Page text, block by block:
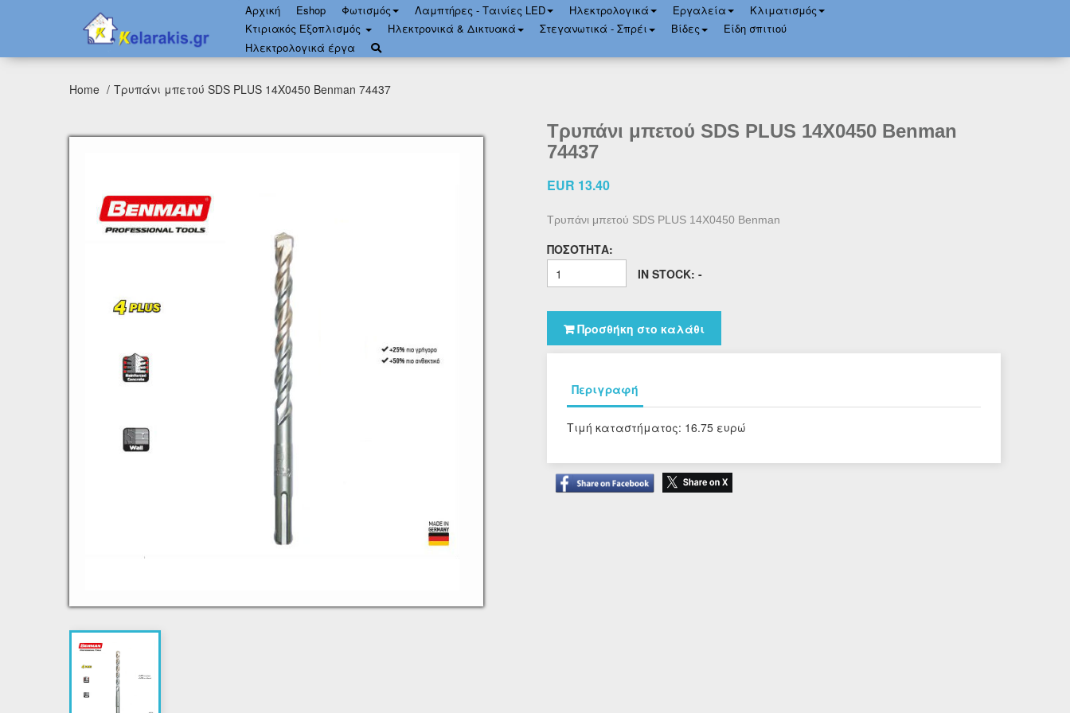
Αρχική Eshop Φωτισμός Λαμπτήρες - Ταινίες LED Ηλεκτρολογικά Εργαλεία
Κλιματισμός
Κτιριακός Εξοπλισμός
Ηλεκτρονικά & Δικτυακά Στεγανωτικά - Σπρέι Bίδες
Είδη σπιτιού
Ηλεκτρολογικά έργα
Home Τρυπάνι μπετού SDS PLUS 14Χ0450 Benman 74437
Τρυπάνι μπετού SDS PLUS 14Χ0450 Benman
74437
EUR 13.40
Τρυπάνι μπετού SDS PLUS 14Χ0450 Benman
ΠΟΣΌΤΗΤΑ:
IN STOCK: -
Προσθήκη στο καλάθι
Περιγραφή
Τιμή καταστήματος: 16.75 ευρώ